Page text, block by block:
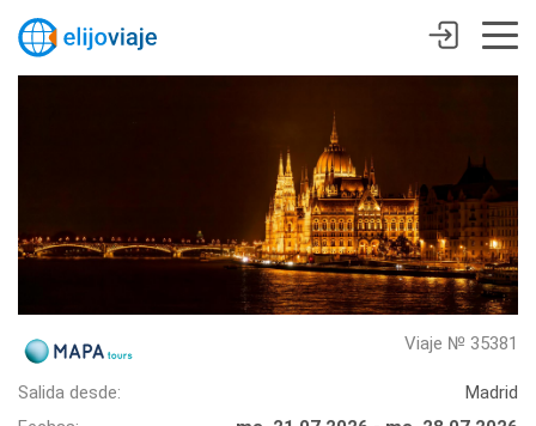
Viaje № 35381
Salida desde:
Madrid